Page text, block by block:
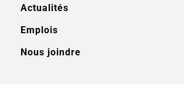
Actualités
Emplois
Nous joindre